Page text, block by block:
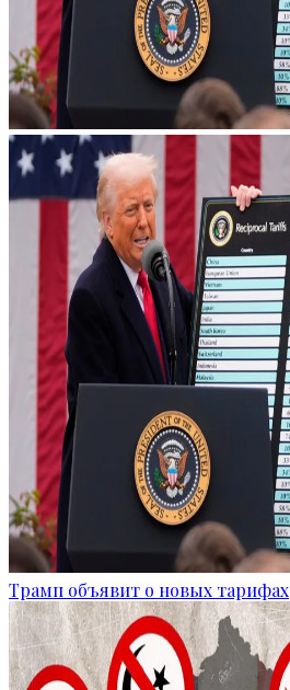
Трамп объявит о новых тарифах